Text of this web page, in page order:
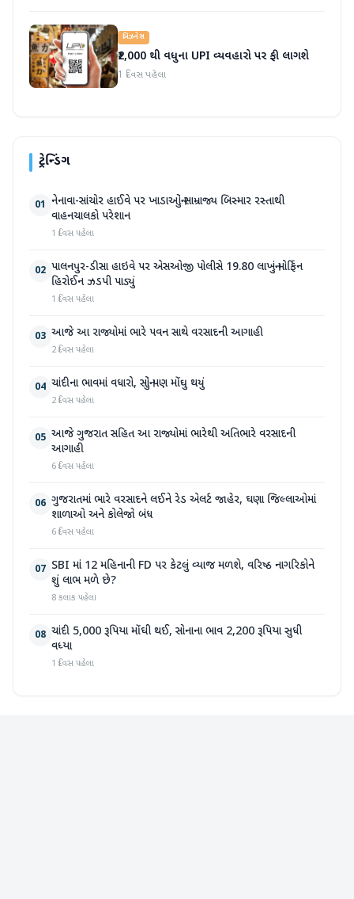
બિઝનેસ
₹2,000 થી વધુના UPI વ્યવહારો પર ફી લાગશે
1 દિવસ પહેલા
ટ્રેન્ડિંગ
01 નેનાવા-સાંચોર હાઈવે પર ખાડાઓનું સામ્રાજ્ય બિસ્માર રસ્તાથી
વાહનચાલકો પરેશાન
1 દિવસ પહેલા
02 પાલનપુર-ડીસા હાઇવે પર એસઓજી પોલીસે 19.80 લાખનું મોર્ફિન
હિરોઈન ઝડપી પાડ્યું
1 દિવસ પહેલા
03 આજે આ રાજ્યોમાં ભારે પવન સાથે વરસાદની આગાહી
2 દિવસ પહેલા
04 ચાંદીના ભાવમાં વધારો, સોનું પણ મોંઘુ થયું
2 દિવસ પહેલા
05 આજે ગુજરાત સહિત આ રાજ્યોમાં ભારેથી અતિભારે વરસાદની
આગાહી
6 દિવસ પહેલા
06 ગુજરાતમાં ભારે વરસાદને લઈને રેડ એલર્ટ જાહેર, ઘણા જિલ્લાઓમાં
શાળાઓ અને કોલેજો બંધ
6 દિવસ પહેલા
07 SBI માં 12 મહિનાની FD પર કેટલું વ્યાજ મળશે, વરિષ્ઠ નાગરિકોને
શું લાભ મળે છે?
8 કલાક પહેલા
08 ચાંદી 5,000 રૂપિયા મોંઘી થઈ, સોનાના ભાવ 2,200 રૂપિયા સુધી
વધ્યા
1 દિવસ પહેલા